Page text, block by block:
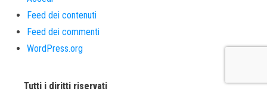
Feed dei contenuti
Feed dei commenti
WordPress.org
Tutti i diritti riservati